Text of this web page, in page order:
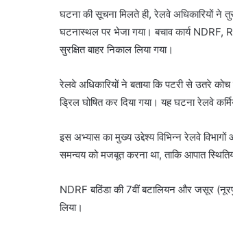
घटना की सूचना मिलते ही, रेलवे अधिकारियों
घटनास्थल पर भेजा गया। बचाव कार्य
सुरक्षित बाहर निकाल लिया गया।
रेलवे अधिकारियों ने बताया कि पटरी से उतरे
ड्रिल घोषित कर दिया गया। यह घटना रेलवे
इस अभ्यास का मुख्य उद्देश्य विभिन्न रेलवे
समन्वय को मजबूत करना था, ताकि आपात
NDRF बठिंडा की 7वीं बटालियन और जसूर
लिया।